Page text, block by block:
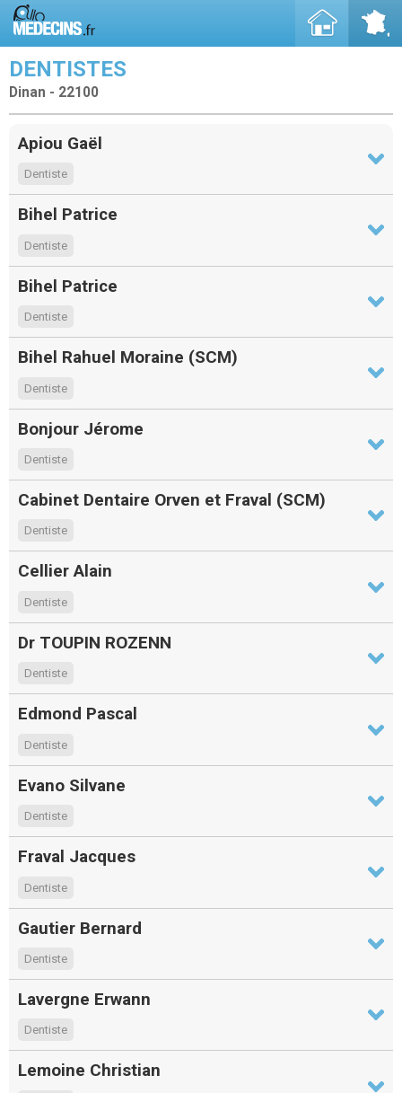
DENTISTES
Dinan - 22100
Apiou Gaël
Dentiste
Bihel Patrice
Dentiste
Bihel Patrice
Dentiste
Bihel Rahuel Moraine (SCM)
Dentiste
Bonjour Jérome
Dentiste
Cabinet Dentaire Orven et Fraval (SCM)
Dentiste
Cellier Alain
Dentiste
Dr TOUPIN ROZENN
Dentiste
Edmond Pascal
Dentiste
Evano Silvane
Dentiste
Fraval Jacques
Dentiste
Gautier Bernard
Dentiste
Lavergne Erwann
Dentiste
Lemoine Christian